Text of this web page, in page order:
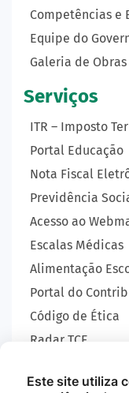
Competências e
Equipe do
Galeria de Obras
Serviços
ITR – Imposto
Portal Educação
Nota Fiscal
Previdência
Acesso ao
Escalas Médicas
Alimentação
Portal do
Código de Ética
Radar TCE
SIC
Este site utiliza